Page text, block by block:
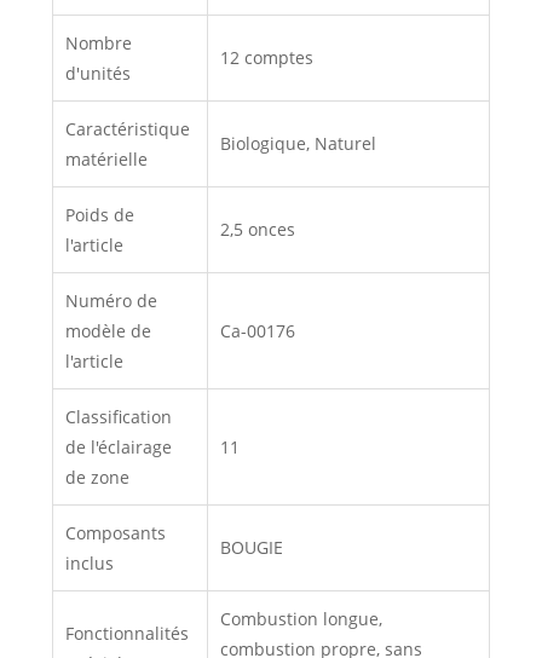
Nombre
d'unités
12 comptes
Caractéristique
matérielle
Biologique, Naturel
Poids de
l'article
2,5 onces
Numéro de
modèle de
l'article
Ca-00176
Classification
de l'éclairage
de zone
11
Composants
inclus
BOUGIE
Fonctionnalités
Combustion longue,
combustion propre, sans